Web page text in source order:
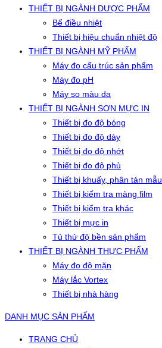
THIẾT BỊ NGÀNH DƯỢC PHẨM
Bể điều nhiệt
Thiết bị hiệu chuẩn nhiệt độ
THIẾT BỊ NGÀNH MỸ PHẨM
Máy đo cấu trúc sản phẩm
Máy đo pH
Máy so màu da
THIẾT BỊ NGÀNH SƠN MỰC IN
Thiết bị đo độ bóng
Thiết bị đo độ dày
Thiết bị đo độ nhớt
Thiết bị đo độ phủ
Thiết bị khuấy, phân tán mẫu
Thiết bị kiểm tra màng film
Thiết bị kiểm tra khác
Thiết bị mực in
Tủ thử độ bền sản phẩm
THIẾT BỊ NGÀNH THỰC PHẨM
Máy đo độ mặn
Máy lắc Vortex
Thiết bị nhà hàng
DANH MỤC SẢN PHẨM
TRANG CHỦ